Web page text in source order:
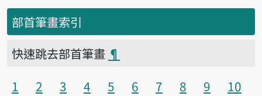
部首筆畫索引
快速跳去部首筆畫 ¶
1
2 3 4 5 6 7 8 9
10